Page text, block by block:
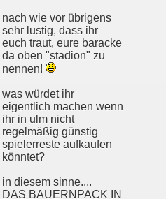
nach wie vor übrigens
sehr lustig, dass ihr
euch traut, eure baracke
da oben "stadion" zu
nennen!
was würdet ihr
eigentlich machen wenn
ihr in ulm nicht
regelmäßig günstig
spielerreste aufkaufen
könntet?
in diesem sinne....
DAS BAUERNPACK IN